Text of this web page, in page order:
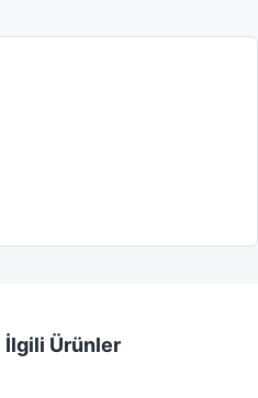
İlgili Ürünler